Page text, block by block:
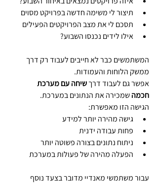
תיצור לי משימה חדשה בפרויקט מסוים
תסכם לי את מצב הפרויקטים הפעילים
אילו לידים נכנסו השבוע?
המשתמשים כבר לא חייבים לעבוד רק דרך
ממשק הלוחות והעמודות.
אפשר גם לעבוד דרך שיחה עם מערכת
חכמה שמכירה את הנתונים במערכת.
הגישה הזו מאפשרת:
גישה מהירה יותר למידע
פחות עבודה ידנית
ניתוח נתונים בצורה פשוטה יותר
הפעלה מהירה של פעולות במערכת
עבור משתמשי מאנדיי מדובר בצעד נוסף